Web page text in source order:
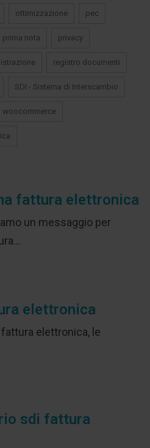
ottimizzazione pec
prima nota privacy
registro documenti
SDI - Sistema di Interscambio
woocommerce
fattura elettronica
un messaggio per
elettronica
elettronica, le
sdi fattura